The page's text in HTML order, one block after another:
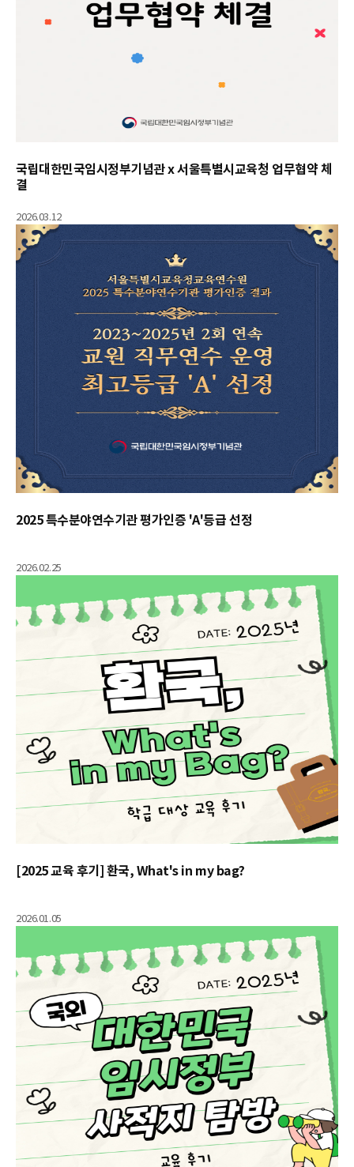
국립대한민국임시정부기념관 x 서울특별시교육청 업무협약 체
결
2026.03.12
2025 특수분야연수기관 평가인증 'A'등급 선정
2026.02.25
[2025 교육 후기] 환국, What's in my bag?
2026.01.05